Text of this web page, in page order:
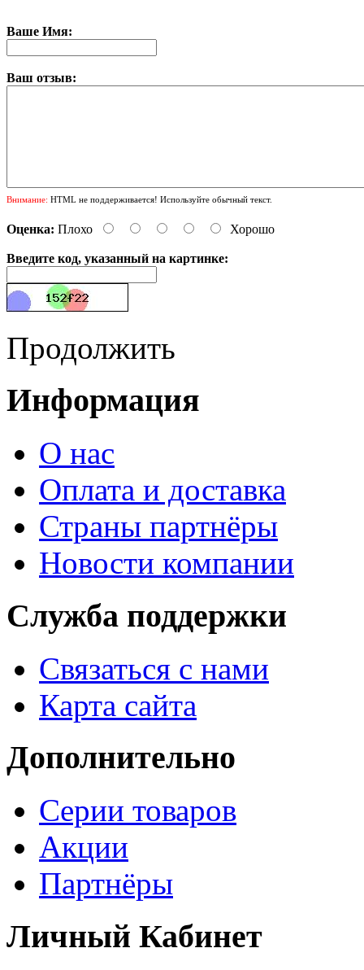
Ваше Имя:
Ваш отзыв:
Внимание: HTML не поддерживается! Используйте обычный текст.
Оценка: Плохо Хорошо
Введите код, указанный на картинке:
Продолжить
Информация
О нас
Оплата и доставка
Страны партнёры
Новости компании
Служба поддержки
Связаться с нами
Карта сайта
Дополнительно
Серии товаров
Акции
Партнёры
Личный Кабинет